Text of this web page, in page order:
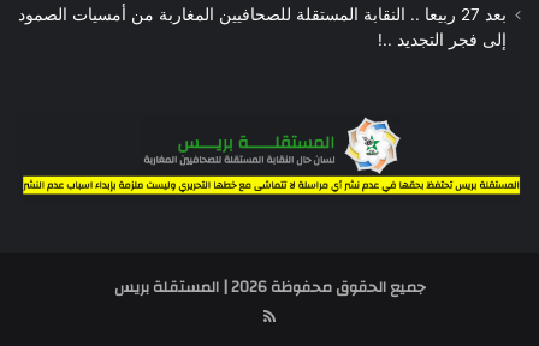
بعد 27 ربيعا .. النقابة المستقلة للصحافيين المغاربة من أمسيات الصمود
إلى فجر التجديد ..!
جميع الحقوق محفوظة 2026 | المستقلة بريس
RSS